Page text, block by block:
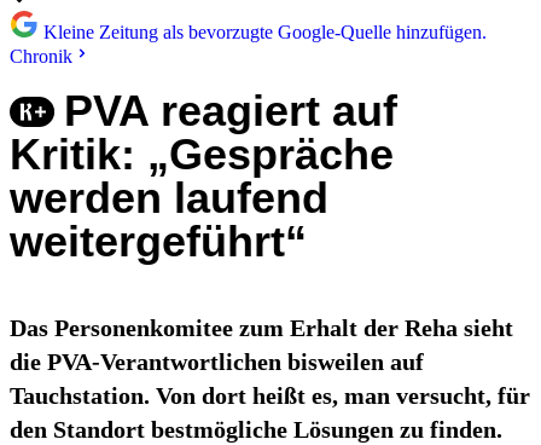
Kleine Zeitung als bevorzugte Google-Quelle hinzufügen.
Chronik
PVA reagiert auf
Kritik: „Gespräche
werden laufend
weitergeführt“
Das Personenkomitee zum Erhalt der Reha sieht
die PVA-Verantwortlichen bisweilen auf
Tauchstation. Von dort heißt es, man versucht, für
den Standort bestmögliche Lösungen zu finden.